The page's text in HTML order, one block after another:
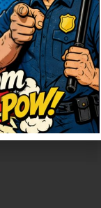
que
estos,